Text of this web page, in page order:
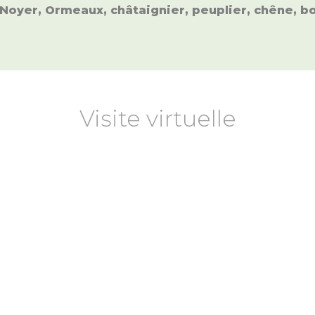
Ormeaux, châtaignier, peuplier, chêne,
Visite virtuelle